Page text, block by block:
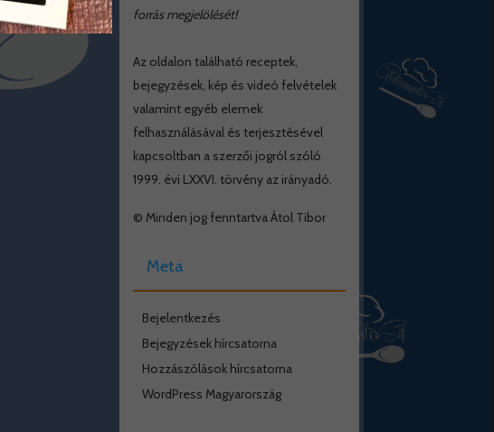
forrás megjelölését!
Az oldalon található receptek,
bejegyzések, kép és videó felvételek
valamint egyéb elemek
felhasználásával és terjesztésével
kapcsoltban a szerzői jogról szóló
1999. évi LXXVI. törvény az irányadó.
© Minden jog fenntartva Átol Tibor
Meta
Bejelentkezés
Bejegyzések hírcsatorna
Hozzászólások hírcsatorna
WordPress Magyarország